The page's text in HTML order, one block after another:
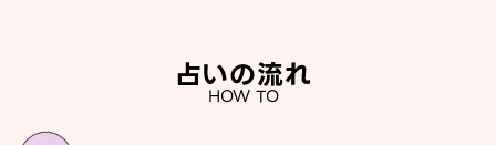
占いの流れ
HOW TO